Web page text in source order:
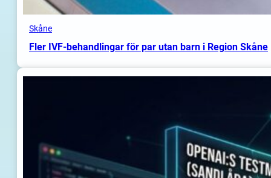
Skåne
Fler IVF-behandlingar för par utan barn i Region Skåne